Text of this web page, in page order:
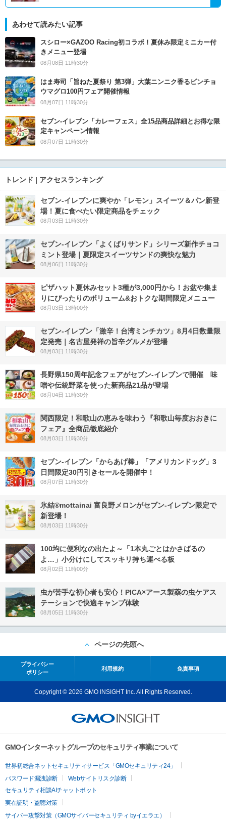
あわせて読みたい記事
スシロー×GAZOO Racing初コラボ！夏休み限定ミニカー付
きメニュー登場
08月08日 11時30分
はま寿司「旨ねた夏祭り 第3弾」大葉ニンニク香るビンチョ
ウマグロ100円フェア開催情報
08月07日 11時30分
セブン‐イレブン「カレーフェス」全15品商品詳細とお得な限
定キャンペーン情報
08月07日 11時30分
トレンド | アクセスランキング
セブン‐イレブンに爽やか「レモン」スイーツ＆パン新登
場！夏に食べたい限定商品をチェック
08月03日 11時30分
セブン‐イレブン「よくばりサンド」シリーズ新作チョコ
ミント登場｜夏限定スイーツサンドの爽快な魅力
08月06日 11時30分
ピザハット夏休みセット3種が3,000円から！お盆や集ま
りにぴったりのボリューム&おトクな期間限定メニュー
08月03日 13時00分
セブン-イレブン「激辛！台湾ミンチカツ」8月4日数量限
定発売｜名古屋発祥の旨辛グルメが登場
08月03日 11時30分
長野県150周年記念フェアがセブン-イレブンで開催 味
噌や伝統野菜を使った新商品21品が登場
08月04日 11時30分
関西限定！和歌山の恵みを味わう『和歌山毎度おおきに
フェア』全商品徹底紹介
08月03日 11時30分
セブン‐イレブン「からあげ棒」「アメリカンドッグ」3
日間限定30円引きセールを開催中！
08月07日 11時30分
氷結®mottainai 富良野メロンがセブン‐イレブン限定で
新登場！
08月03日 11時30分
100均に便利なの出たよ～「1本丸ごとはかさばるの
よ…」小分けにしてスッキリ持ち運べる板
08月02日 11時00分
虫が苦手な初心者も安心！PICA×アース製薬の虫ケアス
テーションで快適キャンプ体験
08月05日 11時30分
ページの先頭へ
プライバシー
ポリシー
利用規約 免責事項
Copyright © 2026 GMO INSIGHT Inc. All Rights Reserved.
GMOインターネットグループのセキュリティ事業について
世界初総合ネットセキュリティサービス「GMOセキュリティ24」
パスワード漏洩診断
Webサイトリスク診断
セキュリティ相談AIチャットボット
実在証明・盗聴対策
サイバー攻撃対策（GMOサイバーセキュリティ byイエラエ）